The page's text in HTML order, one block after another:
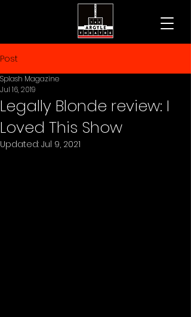
Post
Legally Blonde review: I
Loved This Show
Splash Magazine
Jul 16, 2019
Updated: Jul 9, 2021